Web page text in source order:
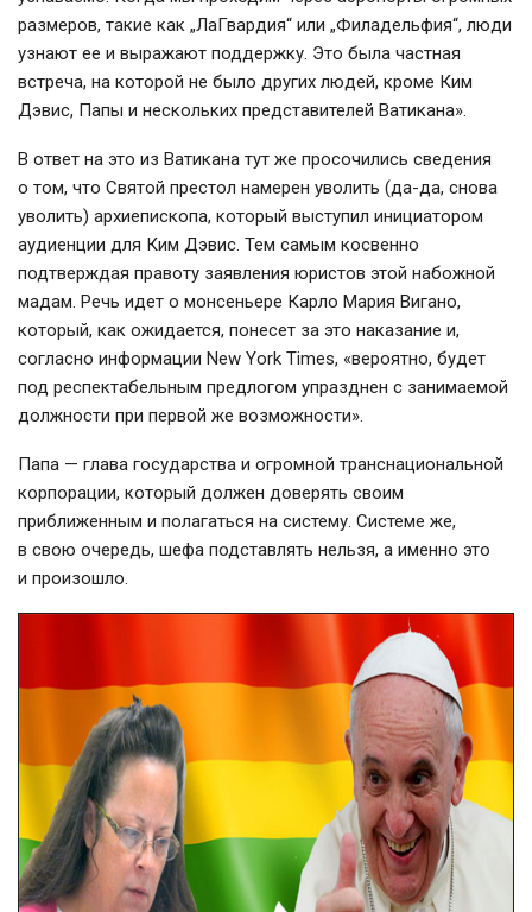
размеров, такие как „ЛаГвардия“ или „Филадельфия“, люди
узнают ее и выражают поддержку. Это была частная
встреча, на которой не было других людей, кроме Ким
Дэвис, Папы и нескольких представителей Ватикана».
В ответ на это из Ватикана тут же просочились сведения
о том, что Святой престол намерен уволить (да-да, снова
уволить) архиепископа, который выступил инициатором
аудиенции для Ким Дэвис. Тем самым косвенно
подтверждая правоту заявления юристов этой набожной
мадам. Речь идет о монсеньере Карло Мария Вигано,
который, как ожидается, понесет за это наказание и,
согласно информации New York Times, «вероятно, будет
под респектабельным предлогом упразднен с занимаемой
должности при первой же возможности».
Папа — глава государства и огромной транснациональной
корпорации, который должен доверять своим
приближенным и полагаться на систему. Системе же,
в свою очередь, шефа подставлять нельзя, а именно это
и произошло.